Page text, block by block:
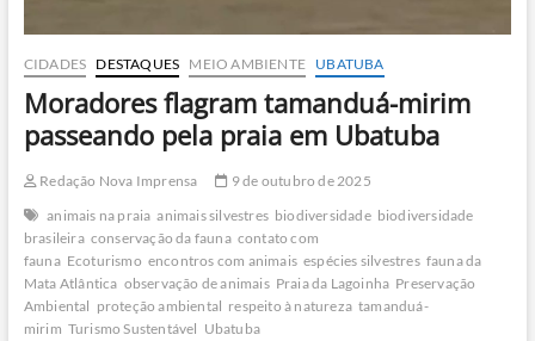
CIDADES DESTAQUES MEIO AMBIENTE UBATUBA
Moradores flagram tamanduá-mirim
passeando pela praia em Ubatuba
Redação Nova Imprensa
9 de outubro de 2025
animais na praia animais silvestres biodiversidade biodiversidade
brasileira conservação da fauna contato com
fauna Ecoturismo encontros com animais espécies silvestres fauna da
Mata Atlântica observação de animais Praia da Lagoinha Preservação
Ambiental proteção ambiental respeito à natureza tamanduá-
mirim Turismo Sustentável Ubatuba